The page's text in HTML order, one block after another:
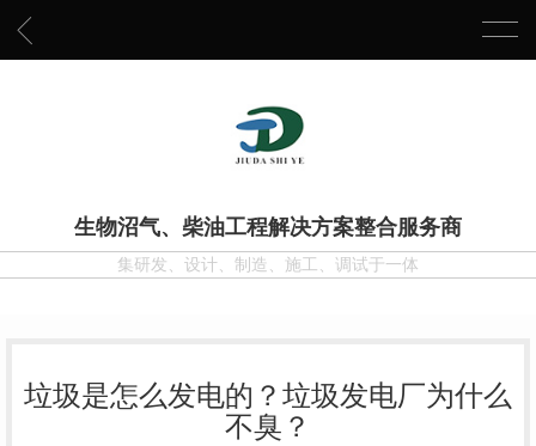
生物沼气、柴油工程解决方案整合服务商
集研发、设计、制造、施工、调试于一体
垃圾是怎么发电的？垃圾发电厂为什么
不臭？